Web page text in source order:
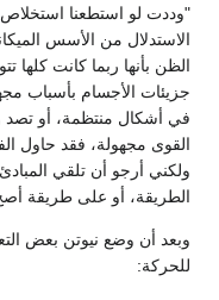
"وددت لو استطعنا استخلاص
الاستدلال من الأسس
الظن بأنها ربما كانت كلها
جزيئات الأجسام بأسباب
في أشكال منتظمة، أو تصد
القوى مجهولة، فقد حاول
ولكني أرجو أن تلقي
الطريقة، أو على طريقة
وبعد أن وضع نيوتن بعض
للحركة: